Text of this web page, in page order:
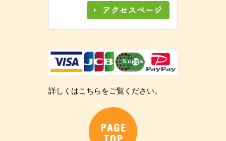
詳しくはこちらをご覧ください。